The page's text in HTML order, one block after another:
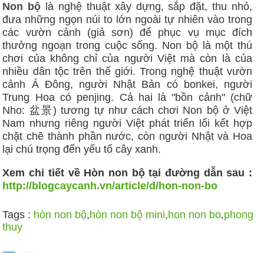
Non bộ là nghệ thuật xây dựng, sắp đặt, thu nhỏ,
đưa những ngọn núi to lớn ngoài tự nhiên vào trong
các vườn cảnh (giả sơn) để phục vụ mục đích
thưởng ngoạn trong cuộc sống. Non bộ là một thú
chơi của không chỉ của người Việt mà còn là của
nhiều dân tộc trên thế giới. Trong nghệ thuật vườn
cảnh Á Đông, người Nhật Bản có bonkei, người
Trung Hoa có penjing. Cả hai là "bồn cảnh" (chữ
Nho: 盆景) tương tự như cách chơi Non bộ ở Việt
Nam nhưng riêng người Việt phát triển lối kết hợp
chặt chẽ thành phần nước, còn người Nhật và Hoa
lại chú trọng đến yếu tố cây xanh.
Xem chi tiết về Hòn non bộ tại đường dẫn sau :
http://blogcaycanh.vn/article/d/hon-non-bo
Tags : hòn non bộ,hòn non bộ mini,hon non bo,phong
thuy